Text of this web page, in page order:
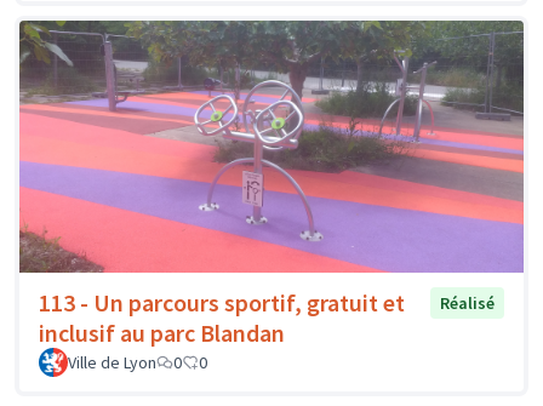
113 - Un parcours sportif, gratuit et
inclusif au parc Blandan
Réalisé
Ville de Lyon 0 0